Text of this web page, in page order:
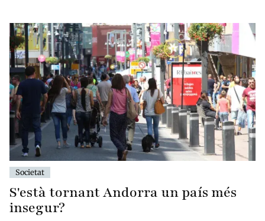
Societat
S'està tornant Andorra un país més
insegur?